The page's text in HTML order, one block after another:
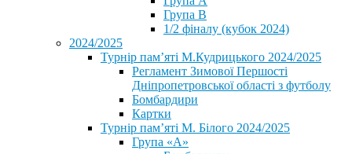
Група В
1/2 фіналу (кубок 2024)
2024/2025
Турнір пам’яті М.Кудрицького 2024/2025
Регламент Зимової Першості
Дніпропетровської області з футболу
Бомбардири
Картки
Турнір пам’яті М. Білого 2024/2025
Група «А»